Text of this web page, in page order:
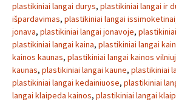
plastikiniai langai durys, plastikiniai langai ir
išpardavimas, plastikiniai langai issimoketinai
jonava, plastikiniai langai jonavoje,
plastikiniai langai kaina, plastikiniai langai
kainos kaunas, plastikiniai langai kainos
kaunas, plastikiniai langai kaune, plastikiniai
plastikiniai langai kedainiuose, plastikiniai
langai klaipeda kainos, plastikiniai langai